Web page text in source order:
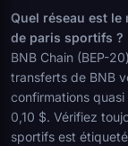
Quel réseau est
de paris sportifs ?
BNB Chain (BEP-
transferts de BNB
confirmations
0,10 $. Vérifiez
sportifs est